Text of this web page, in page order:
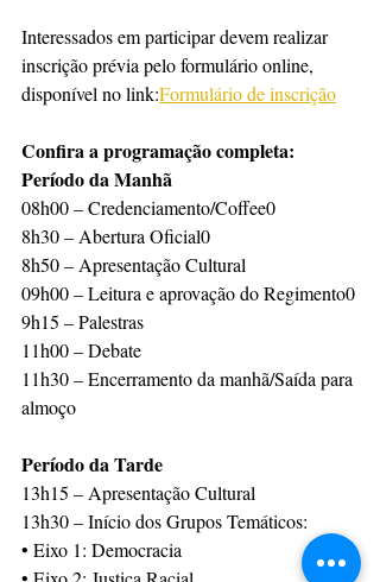
Interessados em participar devem realizar
inscrição prévia pelo formulário online,
disponível no link:Formulário de inscrição
Confira a programação completa:
Período da Manhã
08h00 – Credenciamento/Coffee0
8h30 – Abertura Oficial0
8h50 – Apresentação Cultural
09h00 – Leitura e aprovação do Regimento0
9h15 – Palestras
11h00 – Debate
11h30 – Encerramento da manhã/Saída para
almoço
Período da Tarde
13h15 – Apresentação Cultural
13h30 – Início dos Grupos Temáticos:
• Eixo 1: Democracia